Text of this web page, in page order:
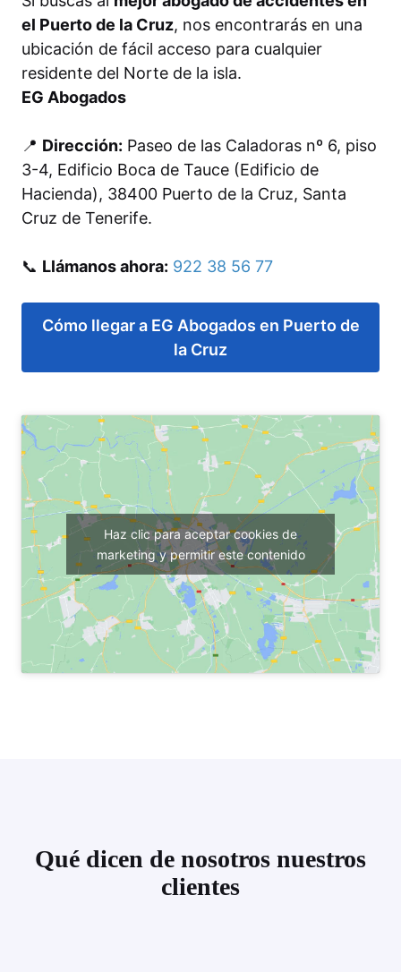
el Puerto de la Cruz, nos encontrarás en una
ubicación de fácil acceso para cualquier
residente del Norte de la isla.
EG Abogados
📍 Dirección: Paseo de las Caladoras nº 6, piso
3-4, Edificio Boca de Tauce (Edificio de
Hacienda), 38400 Puerto de la Cruz, Santa
Cruz de Tenerife.
📞 Llámanos ahora: 922 38 56 77
Cómo llegar a EG Abogados en Puerto de
la Cruz
Haz clic para aceptar cookies de
marketing y permitir este contenido
Qué dicen de nosotros nuestros
clientes